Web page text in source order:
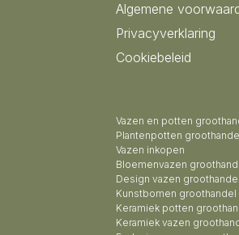
Algemene
Privacyverklaring
Cookiebeleid
Vazen en potten
Plantenpotten
Vazen inkopen
Bloemenvazen
Design vazen groothandel
Kunstbomen groothandel
Keramiek potten
Keramiek vazen